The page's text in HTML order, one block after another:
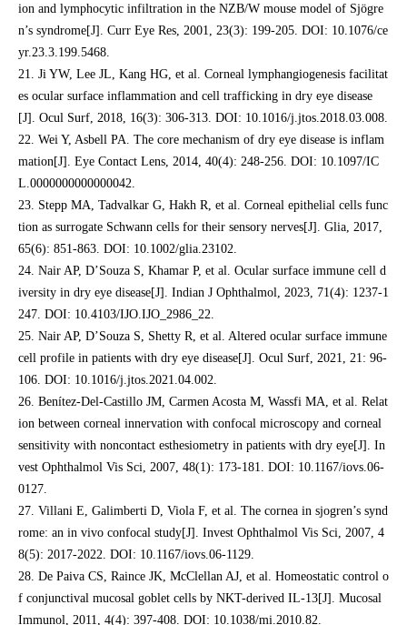
ion and lymphocytic infiltration in the NZB/W mouse model of Sjögre
n’s syndrome[J]. Curr Eye Res, 2001, 23(3): 199-205. DOI: 10.1076/ce
yr.23.3.199.5468.
21. Ji YW, Lee JL, Kang HG, et al. Corneal lymphangiogenesis facilitat
es ocular surface inflammation and cell trafficking in dry eye disease
[J]. Ocul Surf, 2018, 16(3): 306-313. DOI: 10.1016/j.jtos.2018.03.008.
22. Wei Y, Asbell PA. The core mechanism of dry eye disease is inflam
mation[J]. Eye Contact Lens, 2014, 40(4): 248-256. DOI: 10.1097/IC
L.0000000000000042.
23. Stepp MA, Tadvalkar G, Hakh R, et al. Corneal epithelial cells func
tion as surrogate Schwann cells for their sensory nerves[J]. Glia, 2017,
65(6): 851-863. DOI: 10.1002/glia.23102.
24. Nair AP, D’Souza S, Khamar P, et al. Ocular surface immune cell d
iversity in dry eye disease[J]. Indian J Ophthalmol, 2023, 71(4): 1237-1
247. DOI: 10.4103/IJO.IJO_2986_22.
25. Nair AP, D’Souza S, Shetty R, et al. Altered ocular surface immune
cell profile in patients with dry eye disease[J]. Ocul Surf, 2021, 21: 96-
106. DOI: 10.1016/j.jtos.2021.04.002.
26. Benítez-Del-Castillo JM, Carmen Acosta M, Wassfi MA, et al. Relat
ion between corneal innervation with confocal microscopy and corneal
sensitivity with noncontact esthesiometry in patients with dry eye[J]. In
vest Ophthalmol Vis Sci, 2007, 48(1): 173-181. DOI: 10.1167/iovs.06-
0127.
27. Villani E, Galimberti D, Viola F, et al. The cornea in sjogren’s synd
rome: an in vivo confocal study[J]. Invest Ophthalmol Vis Sci, 2007, 4
8(5): 2017-2022. DOI: 10.1167/iovs.06-1129.
28. De Paiva CS, Raince JK, McClellan AJ, et al. Homeostatic control o
f conjunctival mucosal goblet cells by NKT-derived IL-13[J]. Mucosal
Immunol, 2011, 4(4): 397-408. DOI: 10.1038/mi.2010.82.